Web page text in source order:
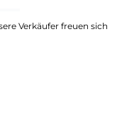
Verkäufer freuen sich